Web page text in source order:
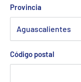
Provincia
Código postal